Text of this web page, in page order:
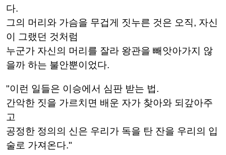
다.
그의 머리와 가슴을 무겁게 짓누른 것은 오직, 자신
이 그랬던 것처럼
누군가 자신의 머리를 잘라 왕관을 빼앗아가지 않
을까 하는 불안뿐이었다.
"이런 일들은 이승에서 심판 받는 법.
간악한 짓을 가르치면 배운 자가 찾아와 되갚아주
고
공정한 정의의 신은 우리가 독을 탄 잔을 우리의 입
술로 가져온다."